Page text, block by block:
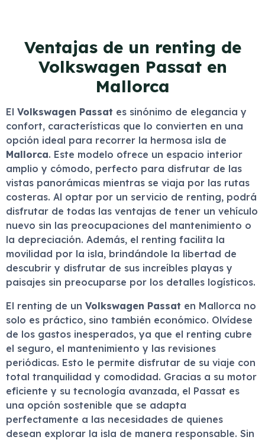
Ventajas de un renting de
Volkswagen Passat en
Mallorca
El Volkswagen Passat es sinónimo de elegancia y
confort, características que lo convierten en una
opción ideal para recorrer la hermosa isla de
Mallorca. Este modelo ofrece un espacio interior
amplio y cómodo, perfecto para disfrutar de las
vistas panorámicas mientras se viaja por las rutas
costeras. Al optar por un servicio de renting, podrá
disfrutar de todas las ventajas de tener un vehículo
nuevo sin las preocupaciones del mantenimiento o
la depreciación. Además, el renting facilita la
movilidad por la isla, brindándole la libertad de
descubrir y disfrutar de sus increíbles playas y
paisajes sin preocuparse por los detalles logísticos.
El renting de un Volkswagen Passat en Mallorca no
solo es práctico, sino también económico. Olvídese
de los gastos inesperados, ya que el renting cubre
el seguro, el mantenimiento y las revisiones
periódicas. Esto le permite disfrutar de su viaje con
total tranquilidad y comodidad. Gracias a su motor
eficiente y su tecnología avanzada, el Passat es
una opción sostenible que se adapta
perfectamente a las necesidades de quienes
desean explorar la isla de manera responsable. Sin